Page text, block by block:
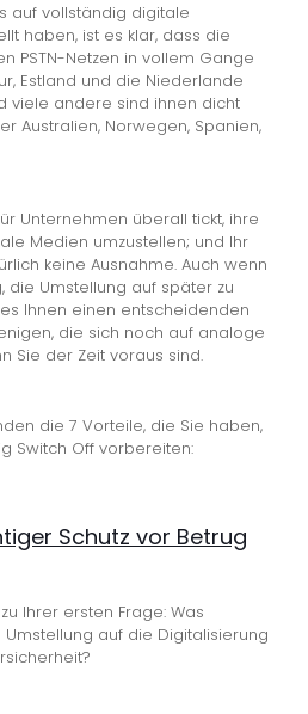
auf vollständig digitale
haben, ist es klar, dass die
PSTN-Netzen in vollem Gange
Estland und die Niederlande
viele andere sind ihnen dicht
Australien, Norwegen, Spanien,
Unternehmen überall tickt, ihre
Medien umzustellen; und Ihr
keine Ausnahme. Auch wenn
die Umstellung auf später zu
Ihnen einen entscheidenden
die sich noch auf analoge
Sie der Zeit voraus sind.
die 7 Vorteile, die Sie haben,
Switch Off vorbereiten:
Schutz vor Betrug
Ihrer ersten Frage: Was
auf die Digitalisierung